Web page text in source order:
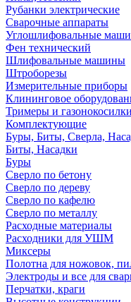
Рубанки электрические
Сварочные аппараты
Углошлифовальные
Фен технический
Шлифовальные машины
Штроборезы
Измерительные приборы
Клининговое
Тримеры и газонокосилки
Комплектующие
Буры, Биты, Сверла,
Биты, Насадки
Буры
Сверло по бетону
Сверло по дереву
Сверло по кафелю
Сверло по металлу
Расходные материалы
Расходники для УШМ
Миксеры
Полотна для ножовок,
Электроды и все для
Перчатки, краги